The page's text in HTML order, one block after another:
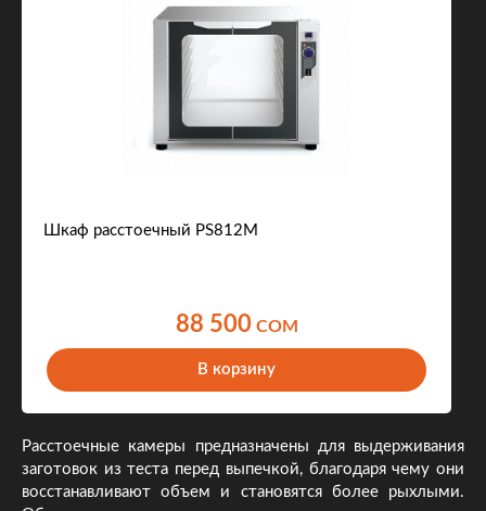
Шкаф расстоечный PS812M
88 500COM
В корзину
Расстоечные камеры предназначены для выдерживания
заготовок из теста перед выпечкой, благодаря чему они
восстанавливают объем и становятся более рыхлыми.